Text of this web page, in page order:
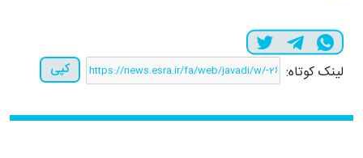
لینک کوتاه: کپی